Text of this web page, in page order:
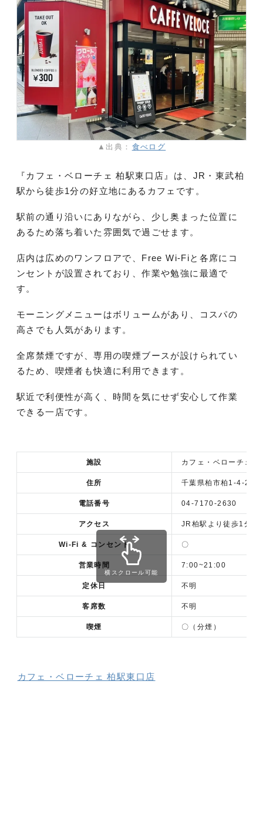
▲出典： 食べログ
『カフェ・ベローチェ 柏駅東口店』は、JR・東武柏
駅から徒歩1分の好立地にあるカフェです。
駅前の通り沿いにありながら、少し奥まった位置に
あるため落ち着いた雰囲気で過ごせます。
店内は広めのワンフロアで、Free Wi-Fiと各席にコ
ンセントが設置されており、作業や勉強に最適で
す。
モーニングメニューはボリュームがあり、コスパの
高さでも人気があります。
全席禁煙ですが、専用の喫煙ブースが設けられてい
るため、喫煙者も快適に利用できます。
駅近で利便性が高く、時間を気にせず安心して作業
できる一店です。
施設 カフェ・ベローチェ
住所 千葉県柏市柏1-4-26
電話番号 04-7170-2630
アクセス JR柏駅より徒歩1分
Wi-Fi & コンセント 〇
営業時間 7:00~21:00
定休日 不明
客席数 不明
喫煙 〇（分煙）
横スクロール可能
カフェ・ベローチェ 柏駅東口店